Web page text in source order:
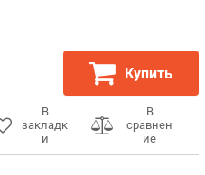
Купить
В
закладк
и
В
сравнен
ие